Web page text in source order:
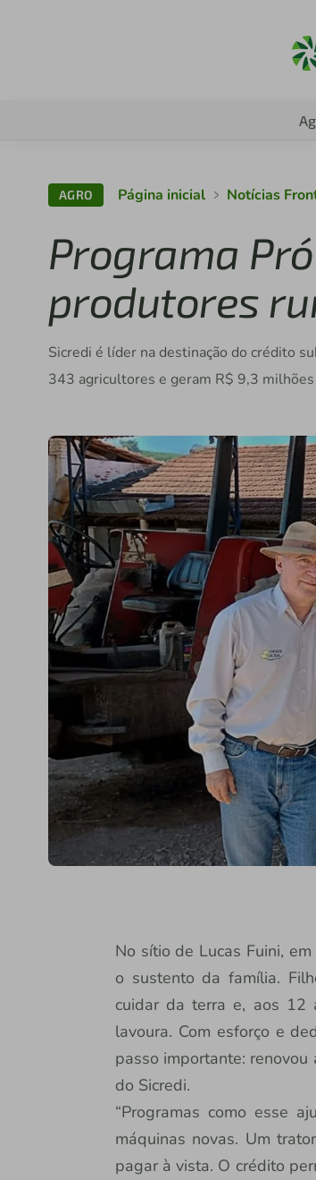
AGRO Página inicial Notícias
Programa
produtores
Sicredi é líder na destinação do crédito
343 agricultores e geram R$ 9,3
No sítio de Lucas Fuini,
o sustento da família.
cuidar da terra e, aos 12
lavoura. Com esforço e
passo importante:
do Sicredi.
“Programas como esse
máquinas novas. Um
pagar à vista. O crédito